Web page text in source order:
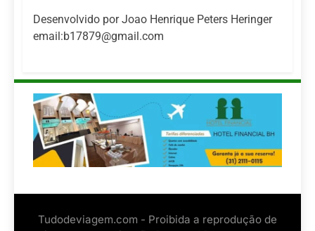
Desenvolvido por Joao Henrique Peters Heringer
email:b17879@gmail.com
Tudodeviagem.com - Proibida a reprodução de